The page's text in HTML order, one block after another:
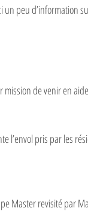
un peu d’information
de venir en
l’envol pris par les
Master revisité par